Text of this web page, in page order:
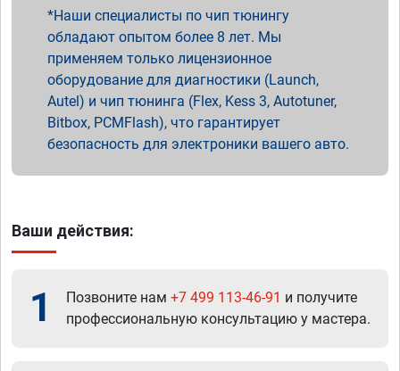
Наши специалисты по чип тюнингу
обладают опытом более 8 лет. Мы
применяем только лицензионное
оборудование для диагностики (Launch,
Autel) и чип тюнинга (Flex, Kess 3, Autotuner,
Bitbox, PCMFlash), что гарантирует
безопасность для электроники вашего авто.
Ваши действия:
1 Позвоните нам +7 499 113-46-91 и получите
профессиональную консультацию у мастера.